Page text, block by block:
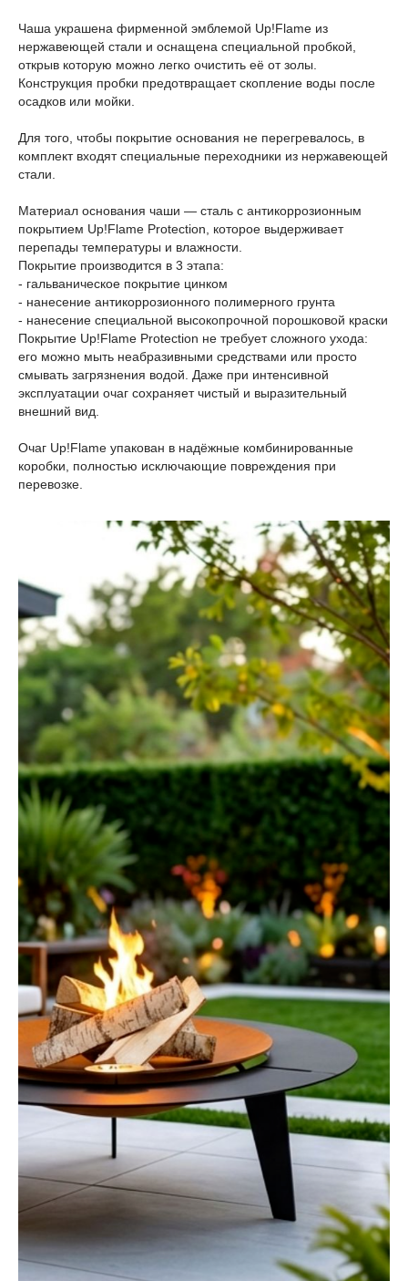
Чаша украшена фирменной эмблемой Up!Flame из
нержавеющей стали и оснащена специальной пробкой,
открыв которую можно легко очистить её от золы.
Конструкция пробки предотвращает скопление воды после
осадков или мойки.
Для того, чтобы покрытие основания не перегревалось, в
комплект входят специальные переходники из нержавеющей
стали.
Материал основания чаши — сталь с антикоррозионным
покрытием Up!Flame Protection, которое выдерживает
перепады температуры и влажности.
Покрытие производится в 3 этапа:
- гальваническое покрытие цинком
- нанесение антикоррозионного полимерного грунта
- нанесение специальной высокопрочной порошковой краски
Покрытие Up!Flame Protection не требует сложного ухода:
его можно мыть неабразивными средствами или просто
смывать загрязнения водой. Даже при интенсивной
эксплуатации очаг сохраняет чистый и выразительный
внешний вид.
Очаг Up!Flame упакован в надёжные комбинированные
коробки, полностью исключающие повреждения при
перевозке.